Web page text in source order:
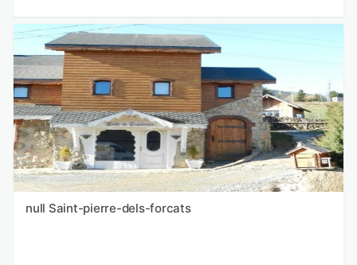
null Saint-pierre-dels-forcats